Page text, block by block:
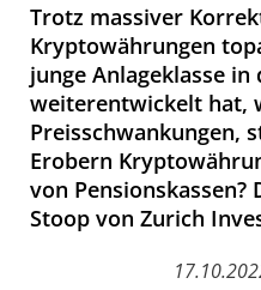
Trotz massiver
Kryptowährungen
junge Anlageklasse
weiterentwickelt hat,
Preisschwankungen,
Erobern
von
Stoop von Zurich